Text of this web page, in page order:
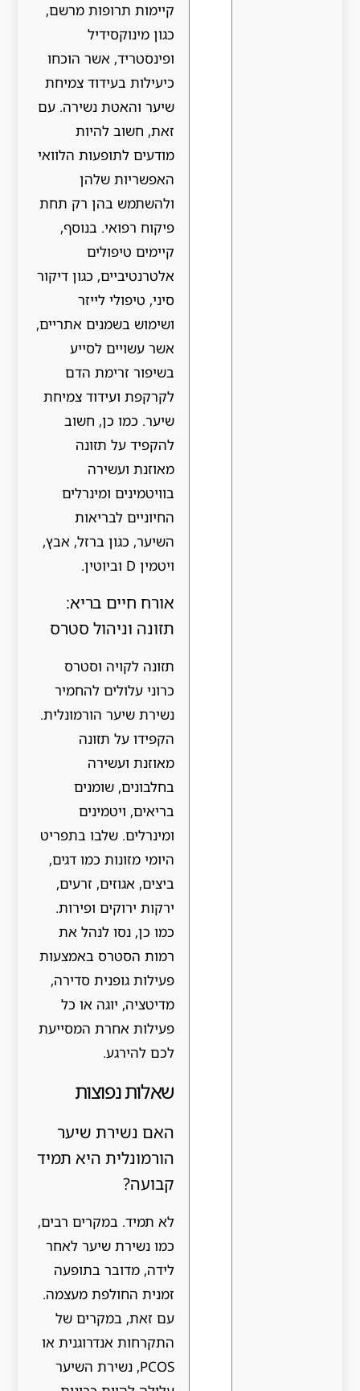
קיימות תרופות מרשם,
כגון מינוקסידיל
ופינסטריד, אשר הוכחו
כיעילות בעידוד צמיחת
שיער והאטת נשירה. עם
זאת, חשוב להיות
מודעים לתופעות הלוואי
האפשריות שלהן
ולהשתמש בהן רק תחת
פיקוח רפואי. בנוסף,
קיימים טיפולים
אלטרנטיביים, כגון דיקור
סיני, טיפולי לייזר
ושימוש בשמנים אתריים,
אשר עשויים לסייע
בשיפור זרימת הדם
לקרקפת ועידוד צמיחת
שיער. כמו כן, חשוב
להקפיד על תזונה
מאוזנת ועשירה
בוויטמינים ומינרלים
החיוניים לבריאות
השיער, כגון ברזל, אבץ,
ויטמין D וביוטין.
אורח חיים בריא:
תזונה וניהול סטרס
תזונה לקויה וסטרס
כרוני עלולים להחמיר
נשירת שיער הורמונלית.
הקפידו על תזונה
מאוזנת ועשירה
בחלבונים, שומנים
בריאים, ויטמינים
ומינרלים. שלבו בתפריט
היומי מזונות כמו דגים,
ביצים, אגוזים, זרעים,
ירקות ירוקים ופירות.
כמו כן, נסו לנהל את
רמות הסטרס באמצעות
פעילות גופנית סדירה,
מדיטציה, יוגה או כל
פעילות אחרת המסייעת
לכם להירגע.
שאלות נפוצות
האם נשירת שיער
הורמונלית היא תמיד
קבועה?
לא תמיד. במקרים רבים,
כמו נשירת שיער לאחר
לידה, מדובר בתופעה
זמנית החולפת מעצמה.
עם זאת, במקרים של
התקרחות אנדרוגנית או
PCOS, נשירת השיער